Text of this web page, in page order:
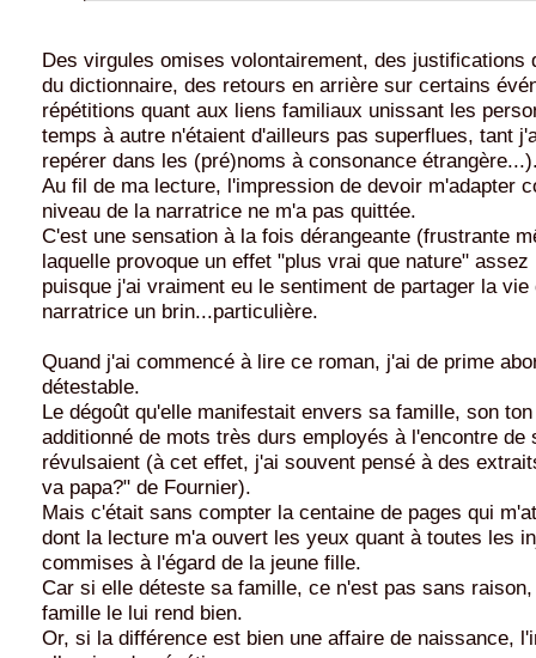
Des virgules omises volontairement, des justifications
du dictionnaire, des retours en arrière sur certains
répétitions quant aux liens familiaux unissant les
temps à autre n'étaient d'ailleurs pas superflues, tant
repérer dans les (pré)noms à consonance
Au fil de ma lecture, l'impression de devoir m'adapter
niveau de la narratrice ne m'a pas quittée.
C'est une sensation à la fois dérangeante (frustrante
laquelle provoque un effet "plus vrai que nature"
puisque j'ai vraiment eu le sentiment de partager la vie
narratrice un brin...particulière.
Quand j'ai commencé à lire ce roman, j'ai de prime
détestable.
Le dégoût qu'elle manifestait envers sa famille, son
additionné de mots très durs employés à l'encontre de
révulsaient (à cet effet, j'ai souvent pensé à des
va papa?" de Fournier).
Mais c'était sans compter la centaine de pages qui
dont la lecture m'a ouvert les yeux quant à toutes les
commises à l'égard de la jeune fille.
Car si elle déteste sa famille, ce n'est pas sans
famille le lui rend bien.
Or, si la différence est bien une affaire de naissance,